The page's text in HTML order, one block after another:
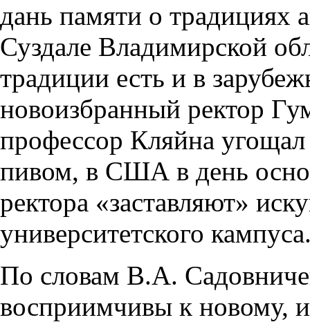
дань памяти о традициях
Суздале Владимирской
традиции есть и в
новоизбранный ректор
профессор Кляйна
пивом, в США в день
ректора «заставляют»
университетского
По словам В.А.
восприимчивы к новому,